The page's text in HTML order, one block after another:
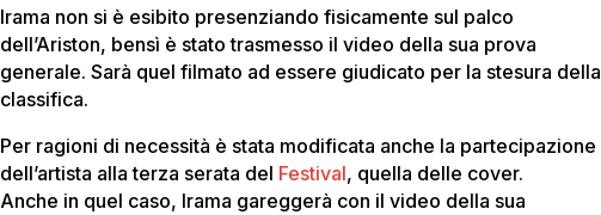
Irama non si è esibito presenziando fisicamente sul palco
dell’Ariston, bensì è stato trasmesso il video della sua prova
generale. Sarà quel filmato ad essere giudicato per la stesura della
classifica.
Per ragioni di necessità è stata modificata anche la partecipazione
dell’artista alla terza serata del Festival, quella delle cover.
Anche in quel caso, Irama gareggerà con il video della sua